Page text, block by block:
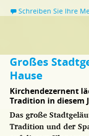
Schreiben Sie Ihre
Großes
Hause
Kirchendezernent
Tradition in diesem
Das große
Tradition und der